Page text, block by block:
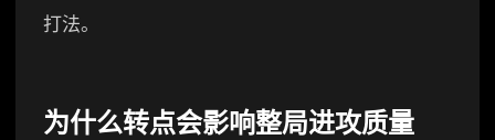
打法。
为什么转点会影响整局进攻质量